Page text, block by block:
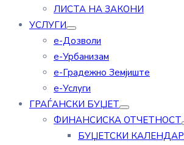
ЛИСТА НА ЗАКОНИ
УСЛУГИ
е-Дозволи
е-Урбанизам
е-Градежно Земјиште
е-Услуги
ГРАЃАНСКИ БУЏЕТ
ФИНАНСИСКА ОТЧЕТНОСТ
БУЏЕТСКИ КАЛЕНДАР